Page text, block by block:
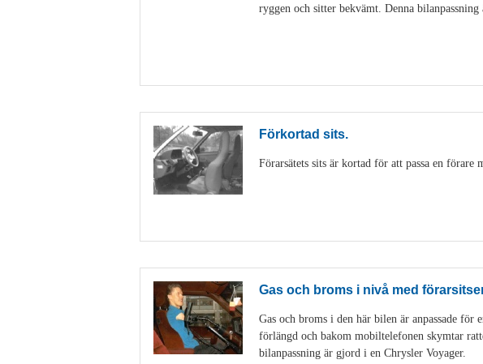
ryggen och sitter bekvämt. Denna
Förkortad sits.
Förarsätets sits är kortad för att passa en förare
Gas och broms i nivå med
Gas och broms i den här bilen är anpassade
förlängd och bakom mobiltelefonen skymtar
bilanpassning är gjord i en Chrysler Voyager.